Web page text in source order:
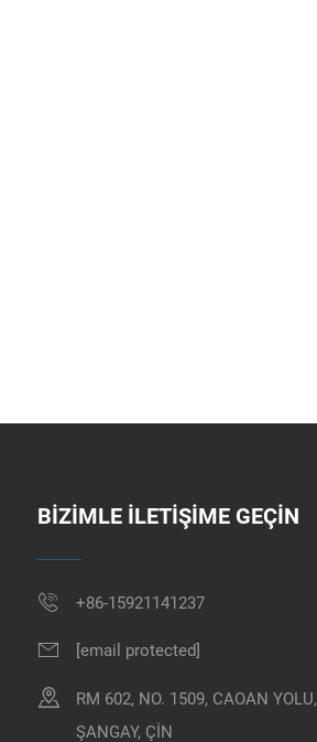
BIZIMLE İLETIŞIME GEÇIN
+86-15921141237
[email protected]
RM 602, NO. 1509, CAOAN YOLU,
ŞANGAY, ÇİN